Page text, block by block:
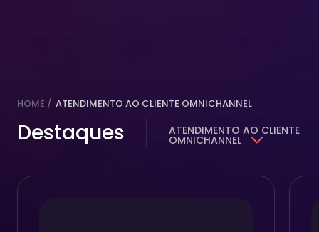
HOME / ATENDIMENTO AO CLIENTE OMNICHANNEL
Destaques ATENDIMENTO AO CLIENTE
OMNICHANNEL